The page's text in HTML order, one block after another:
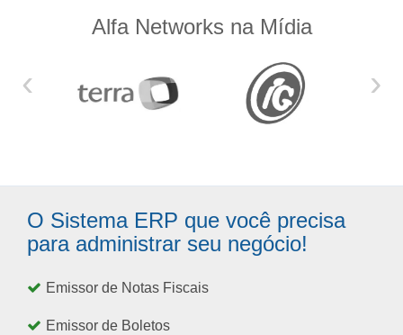
Alfa Networks na Mídia
‹ ›
O Sistema ERP que você precisa
para administrar seu negócio!
Emissor de Notas Fiscais
Emissor de Boletos